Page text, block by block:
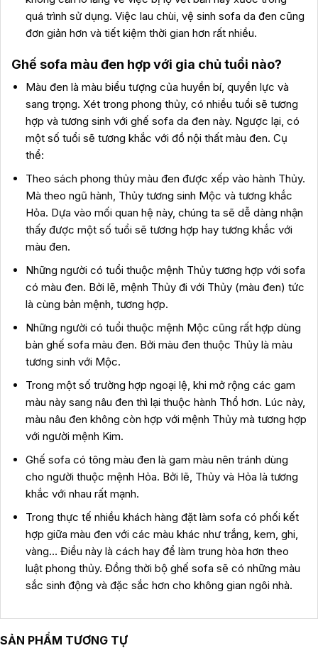
quá trình sử dụng. Việc lau chùi, vệ sinh sofa da đen cũng
đơn giản hơn và tiết kiệm thời gian hơn rất nhiều.
Ghế sofa màu đen hợp với gia chủ tuổi nào?
Màu đen là màu biểu tượng của huyền bí, quyền lực và
sang trọng. Xét trong phong thủy, có nhiều tuổi sẽ tương
hợp và tương sinh với ghế sofa da đen này. Ngược lại, có
một số tuổi sẽ tương khắc với đồ nội thất màu đen. Cụ
thể:
Theo sách phong thủy màu đen được xếp vào hành Thủy.
Mà theo ngũ hành, Thủy tương sinh Mộc và tương khắc
Hỏa. Dựa vào mối quan hệ này, chúng ta sẽ dễ dàng nhận
thấy được một số tuổi sẽ tương hợp hay tương khắc với
màu đen.
Những người có tuổi thuộc mệnh Thủy tương hợp với sofa
có màu đen. Bởi lẽ, mệnh Thủy đi với Thủy (màu đen) tức
là cùng bản mệnh, tương hợp.
Những người có tuổi thuộc mệnh Mộc cũng rất hợp dùng
bàn ghế sofa màu đen. Bởi màu đen thuộc Thủy là màu
tương sinh với Mộc.
Trong một số trường hợp ngoại lệ, khi mở rộng các gam
màu này sang nâu đen thì lại thuộc hành Thổ hơn. Lúc này,
màu nâu đen không còn hợp với mệnh Thủy mà tương hợp
với người mệnh Kim.
Ghế sofa có tông màu đen là gam màu nên tránh dùng
cho người thuộc mệnh Hỏa. Bởi lẽ, Thủy và Hỏa là tương
khắc với nhau rất mạnh.
Trong thực tế nhiều khách hàng đặt làm sofa có phối kết
hợp giữa màu đen với các màu khác như trắng, kem, ghi,
vàng… Điều này là cách hay để làm trung hòa hơn theo
luật phong thủy. Đồng thời bộ ghế sofa sẽ có những màu
sắc sinh động và đặc sắc hơn cho không gian ngôi nhà.
SẢN PHẨM TƯƠNG TỰ